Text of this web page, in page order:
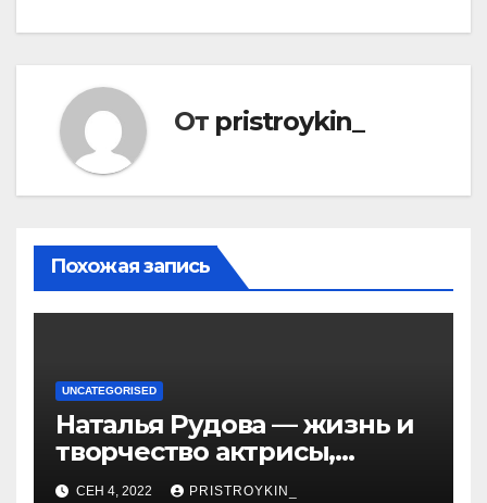
От pristroykin_
Похожая запись
UNCATEGORISED
Наталья Рудова — жизнь и
творчество актрисы,
популярные фильмы и
СЕН 4, 2022 PRISTROYKIN_